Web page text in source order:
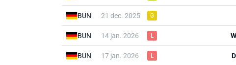
BUN 21 dec. 2025 G
BUN 14 jan. 2026 L
BUN 17 jan. 2026 L